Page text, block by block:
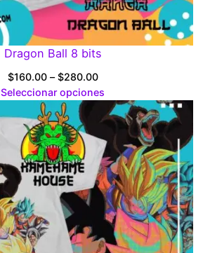
Dragon Ball 8 bits
$160.00 – $280.00Price
range:
$160.00
through
$280.00
Seleccionar opciones